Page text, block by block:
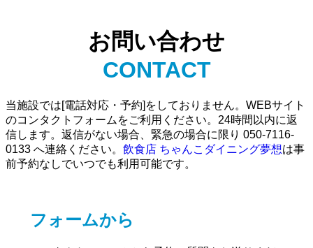
お問い合わせ
CONTACT
当施設では[電話対応・予約]をしておりません。WEBサイト
のコンタクトフォームをご利用ください。24時間以内に返
信します。返信がない場合、緊急の場合に限り 050-7116-
0133 へ連絡ください。 飲食店 ちゃんこダイニング夢想は事
前予約なしでいつでも利用可能です。
フォームから